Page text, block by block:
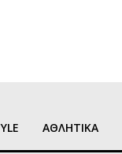
ΑΘΛΗΤΙΚΑ